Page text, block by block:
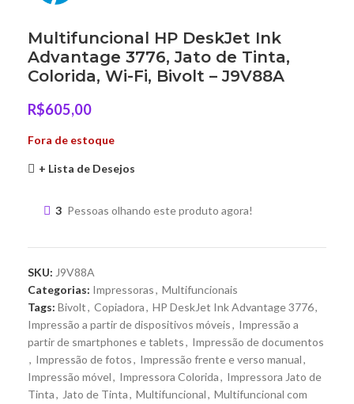
Multifuncional HP DeskJet Ink
Advantage 3776, Jato de Tinta,
Colorida, Wi-Fi, Bivolt – J9V88A
R$605,00
Fora de estoque
+ Lista de Desejos
3 Pessoas olhando este produto agora!
SKU: J9V88A
Categorias: Impressoras, Multifuncionais
Tags: Bivolt, Copiadora, HP DeskJet Ink Advantage 3776,
Impressão a partir de dispositivos móveis, Impressão a
partir de smartphones e tablets, Impressão de documentos
, Impressão de fotos, Impressão frente e verso manual,
Impressão móvel, Impressora Colorida, Impressora Jato de
Tinta, Jato de Tinta, Multifuncional, Multifuncional com